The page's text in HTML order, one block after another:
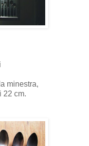
minestra,
22 cm.